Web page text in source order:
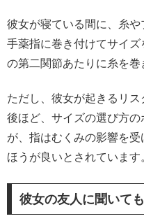
彼女が寝ている間に、糸
手薬指に巻き付けてサイ
の第二関節あたりに糸を巻
ただし、彼女が起きるリス
後ほど、サイズの選び方
が、指はむくみの影響を
ほうが良いとされています
彼女の友人に聞いて